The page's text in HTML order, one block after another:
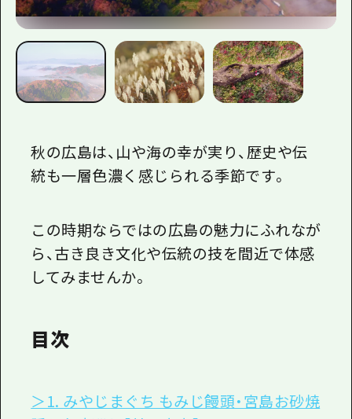
秋の広島は、山や海の幸が実り、歴史や伝
統も一層色濃く感じられる季節です。
この時期ならではの広島の魅力にふれなが
ら、古き良き文化や伝統の技を間近で体感
してみませんか。
目次
＞1. みやじまぐち もみじ饅頭・宮島お砂焼